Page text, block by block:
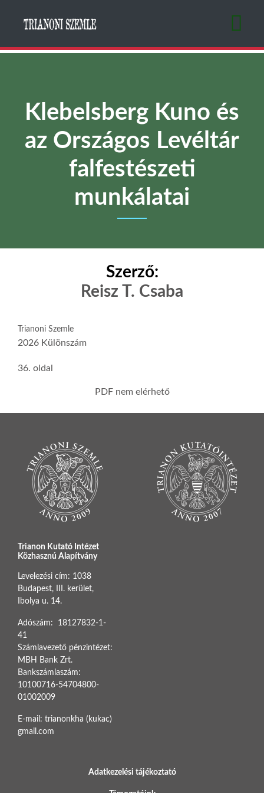
Klebelsberg Kuno és
az Országos Levéltár
falfestészeti
munkálatai
Szerző:
Reisz T. Csaba
Trianoni Szemle
2026 Különszám
36. oldal
PDF nem elérhető
Trianon Kutató Intézet
Közhasznú Alapítvány
Levelezési cím: 1038
Budapest, III. kerület,
Ibolya u. 14.
Adószám: 18127832-1-
41
Számlavezető pénzintézet:
MBH Bank Zrt.
Bankszámlaszám:
10100716-54704800-
01002009
E-mail: trianonkha (kukac)
gmail.com
BOTTOM FOOTER MENU
Adatkezelési tájékoztató